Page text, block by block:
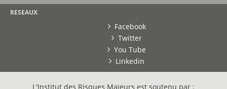
RESEAUX
Facebook
Twitter
You Tube
Linkedin
L'Institut des Risques Majeurs est soutenu par :